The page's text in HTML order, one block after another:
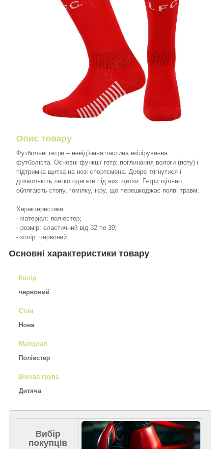
Опис товару
Футбольні гетри – невід'ємна частина екіпірування
футболіста. Основні функції гетр: поглинання вологи (поту) і
підтримка щитка на нозі спортсмена. Добре тягнутися і
дозволяють легко одягати під них щитки. Гетри щільно
облягають стопу, гомілку, ікру, що перешкоджає появі травм.
Характеристики:
- матеріал: поліестер;
- розмір: еластичний від 32 по 39;
- колір: червоний.
Основні характеристики товару
Колір
червоний
Стан
Нове
Матеріал
Поліестер
Вікова група
Дитяча
Вибір
покупців